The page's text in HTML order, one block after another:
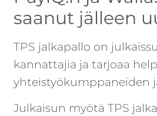
saanut jälleen
TPS jalkapallo on
kannattajia ja tarjoaa
yhteistyökumppaneiden
Julkaisun myötä TPS